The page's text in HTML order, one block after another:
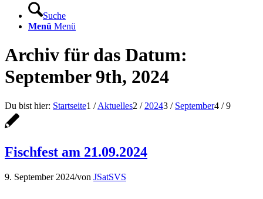
Suche
Menü Menü
Archiv für das Datum:
September 9th, 2024
Du bist hier: Startseite1 / Aktuelles2 / 20243 / September4 / 9
Fischfest am 21.09.2024
9. September 2024/von JSatSVS